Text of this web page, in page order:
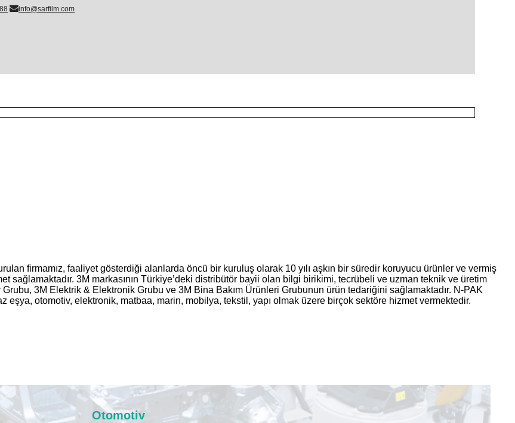
info@sarfilm.com
firmamız, faaliyet gösterdiği alanlarda öncü bir kuruluş olarak 10 yılı aşkın bir süredir koruyucu ürünler ve vermiş
3M markasının Türkiye’deki distribütör bayii olan bilgi birikimi, tecrübeli ve uzman teknik ve üretim
Grubu, 3M Elektrik & Elektronik Grubu ve 3M Bina Bakım Ürünleri Grubunun ürün tedariğini sağlamaktadır. N-PAK
otomotiv, elektronik, matbaa, marin, mobilya, tekstil, yapı olmak üzere birçok sektöre hizmet vermektedir.
Otomotiv